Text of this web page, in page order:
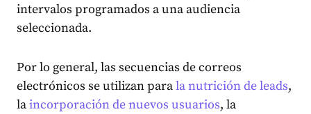
intervalos programados a una audiencia
seleccionada.
Por lo general, las secuencias de correos
electrónicos se utilizan parala nutrición de leads,
laincorporación de nuevos usuarios, la